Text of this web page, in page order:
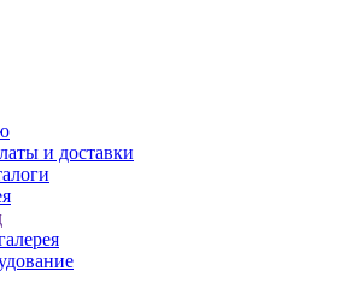
и доставки